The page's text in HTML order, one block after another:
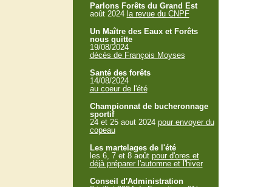
Parlons Forêts du Grand Est
août 2024 la revue du CNPF
Un Maître des Eaux et Forêts
nous quitte
19/08/2024
décès de François Moyses
Santé des forêts
14/08/2024
au coeur de l'été
Championnat de bucheronnage
sportif
24 et 25 aout 2024 pour envoyer du
copeau
Les martelages de l'été
les 6, 7 et 8 août pour d'ores et
déjà préparer l'automne et l'hiver
Conseil d'Administration